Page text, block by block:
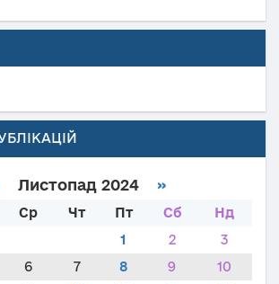
Листопад 2024 »
Ср Чт Пт Сб
Нд
1
2
3
6 7 8 9
10